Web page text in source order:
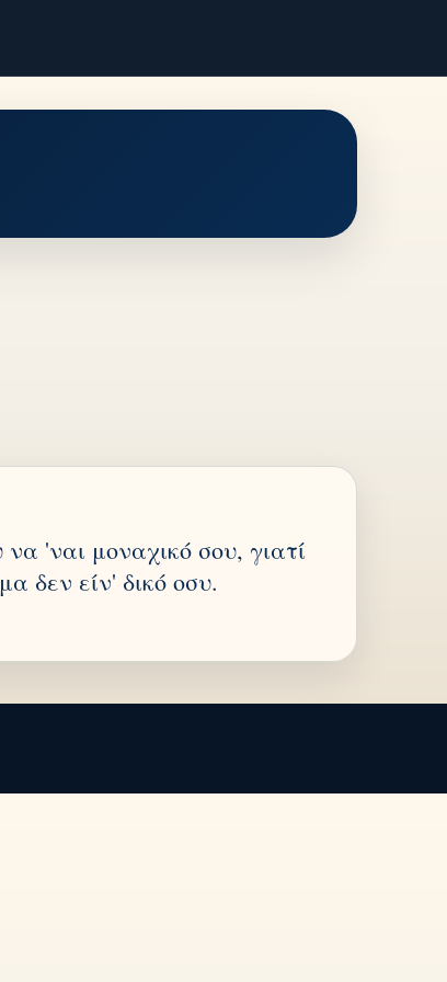
να 'ναι μοναχικό σου, γιατί
δεν είν' δικό οσυ.